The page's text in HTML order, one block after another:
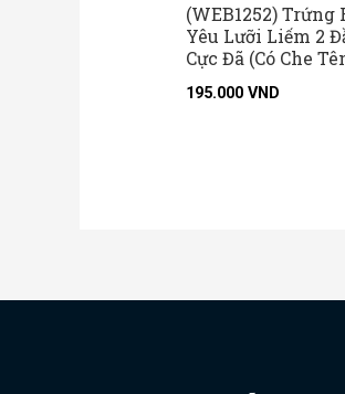
(WEB1252)
Yêu Lưỡi Liếm 2
Cực Đã (Có Che
195.000 VND